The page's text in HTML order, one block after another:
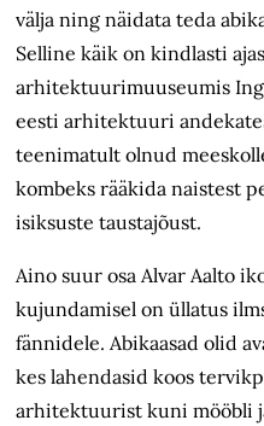
välja ning näidata teda
Selline käik on kindlasti
arhitektuurimuuseumis
eesti arhitektuuri
teenimatult olnud
kombeks rääkida naistest
isiksuste taustajõust.
Aino suur osa Alvar Aalto
kujundamisel on üllatus
fännidele. Abikaasad olid
kes lahendasid koos
arhitektuurist kuni mööbli